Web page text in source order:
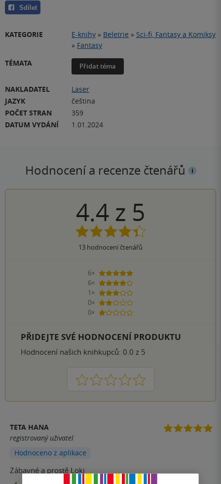
Sdílet
KATEGORIE E-knihy » Beletrie » Sci-fi, Fantasy a Komiksy
» Fantasy
TÉMATA
Přidat téma
NAKLADATEL
Laser
JAZYK
čeština
POČET STRAN
359
DATUM VYDÁNÍ
1.01.2024
Hodnocení a recenze čtenářů
4.4 z 5
13 hodnocení čtenářů
6×
5 hvězdiček
6×
4 hvězdičky
1×
3 hvězdičky
0×
2 hvězdičky
0×
1 hvezdička
PŘIDEJTE SVÉ HODNOCENÍ PRODUKTU
Hodnocení našich knihkupců: 0.0 z 5
1 2 3 4 5
TETA HANA
registrovaný uživatel
Hodnoceno z aplikace
Zábavné a prostě Loki